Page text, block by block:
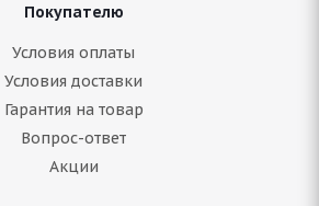
Покупателю
Условия оплаты
Условия доставки
Гарантия на товар
Вопрос-ответ
Акции